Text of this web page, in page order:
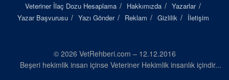
Veteriner İlaç Dozu Hesaplama Hakkımızda
Yazarlar
Yazar Başvurusu
Yazı Gönder Reklam Gizlilik İletişim
© 2026 VetRehberi.com – 12.12.2016
Beşeri hekimlik insan içinse Veteriner Hekimlik insanlık içindir...